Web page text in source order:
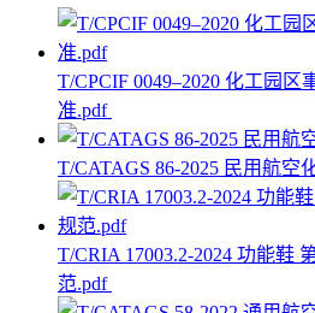
T/CPCIF 0049–2020 化工园
准.pdf
T/CATAGS 86-2025 民用航空
T/CRIA 17003.2-2024 功能鞋
范.pdf